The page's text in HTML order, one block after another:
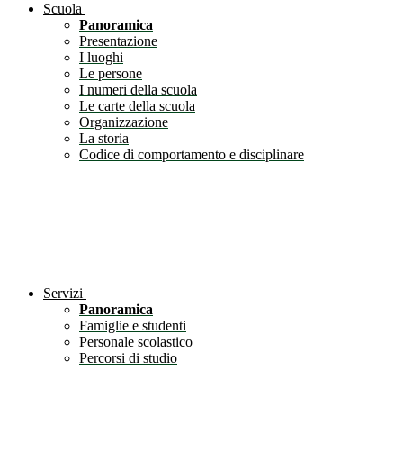
Scuola
Panoramica
Presentazione
I luoghi
Le persone
I numeri della scuola
Le carte della scuola
Organizzazione
La storia
Codice di comportamento e disciplinare
Servizi
Panoramica
Famiglie e studenti
Personale scolastico
Percorsi di studio